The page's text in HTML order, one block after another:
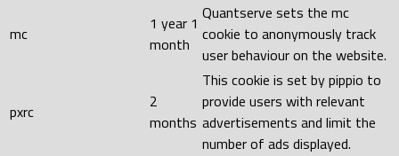
mc
1 year 1
month
Quantserve sets the mc
cookie to anonymously track
user behaviour on the website.
pxrc
2
months
This cookie is set by pippio to
provide users with relevant
advertisements and limit the
number of ads displayed.